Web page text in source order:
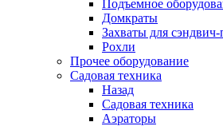
Подъемное
Домкраты
Захваты для сэндвич-
Рохли
Прочее оборудование
Садовая техника
Назад
Садовая техника
Аэраторы